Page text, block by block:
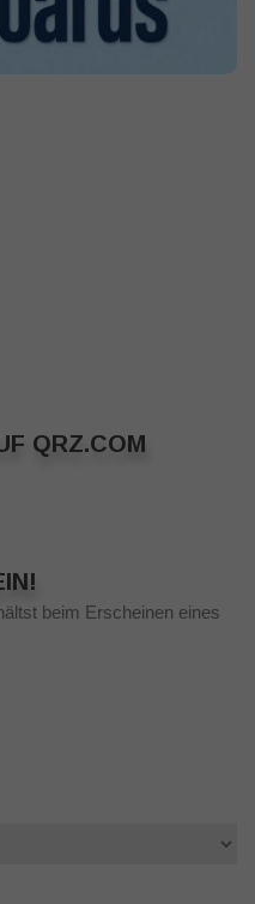
QRZ.COM
beim Erscheinen eines